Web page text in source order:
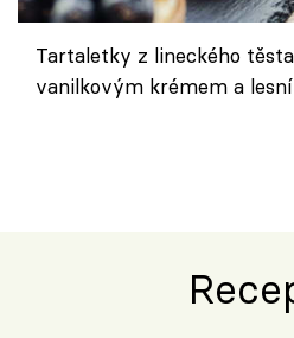
Tartaletky z lineckého
vanilkovým krémem a